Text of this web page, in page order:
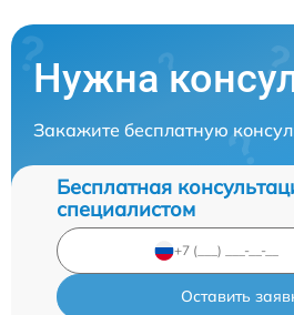
Нужна
Закажите бесплатную
Бесплатная
специалистом
Оставить